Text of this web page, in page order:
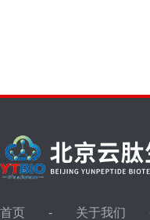
首页 关于我们